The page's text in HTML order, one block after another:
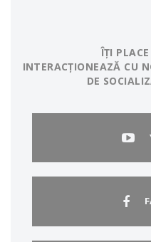
ÎȚI
INTERACȚIONEAZĂ CU
DE